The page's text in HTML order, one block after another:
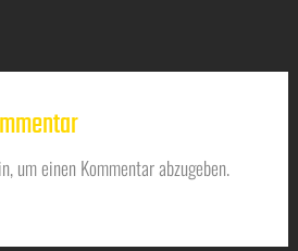
um einen Kommentar abzugeben.